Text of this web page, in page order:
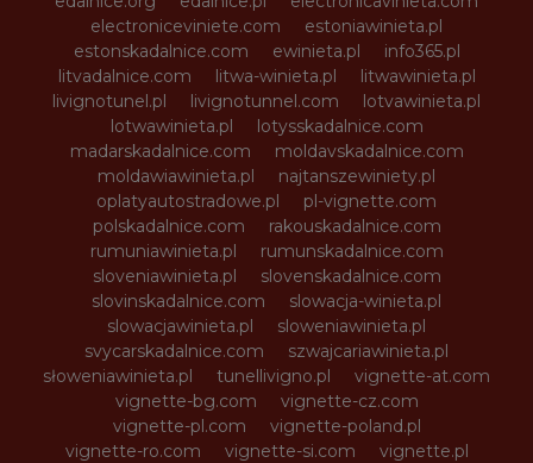
electroniceviniete.com
estoniawinieta.pl
estonskadalnice.com
ewinieta.pl
info365.pl
litvadalnice.com
litwa-winieta.pl
litwawinieta.pl
livignotunel.pl
livignotunnel.com
lotvawinieta.pl
lotwawinieta.pl
lotysskadalnice.com
madarskadalnice.com
moldavskadalnice.com
moldawiawinieta.pl
najtanszewiniety.pl
oplatyautostradowe.pl
pl-vignette.com
polskadalnice.com
rakouskadalnice.com
rumuniawinieta.pl
rumunskadalnice.com
sloveniawinieta.pl
slovenskadalnice.com
slovinskadalnice.com
slowacja-winieta.pl
slowacjawinieta.pl
sloweniawinieta.pl
svycarskadalnice.com
szwajcariawinieta.pl
słoweniawinieta.pl
tunellivigno.pl
vignette-at.com
vignette-bg.com
vignette-cz.com
vignette-pl.com
vignette-poland.pl
vignette-ro.com
vignette-si.com
vignette.pl